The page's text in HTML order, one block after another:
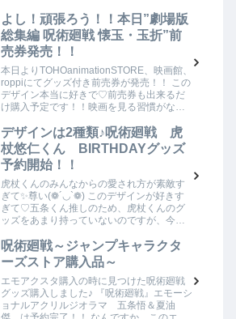
が多いからか、私は五条くんが少ししか来
な…
よし！頑張ろう！！本日”劇場版
総集編 呪術廻戦 懐玉・玉折”前
売券発売！！
本日よりTOHOanimationSTORE、映画館、
roppiにてグッズ付き前売券が発売！！ この
デザイン本当に好きで♡前売券も出来るだ
け購入予定です！！映画を見る習慣がない
分からず・・・。とりあえず…
デザインは2種類♪呪術廻戦 虎
杖悠仁くん BIRTHDAYグッズ
予約開始！！
虎杖くんのみんなからの愛され方が素敵す
ぎて✨尊い(❁´◡`❁) このデザインが好きす
ぎて♡五条くん推しのため、虎杖くんのグ
ッズをあまり持っていないのですが、今回
す！！ デザインは2種類 主人公…
呪術廻戦～ジャンプキャラクタ
ーズストア購入品～
エモアクスタ購入の時に見つけた呪術廻戦
グッズ購入しました♪ 『呪術廻戦』エモーシ
ョナルアクリルジオラマ 五条悟＆夏油